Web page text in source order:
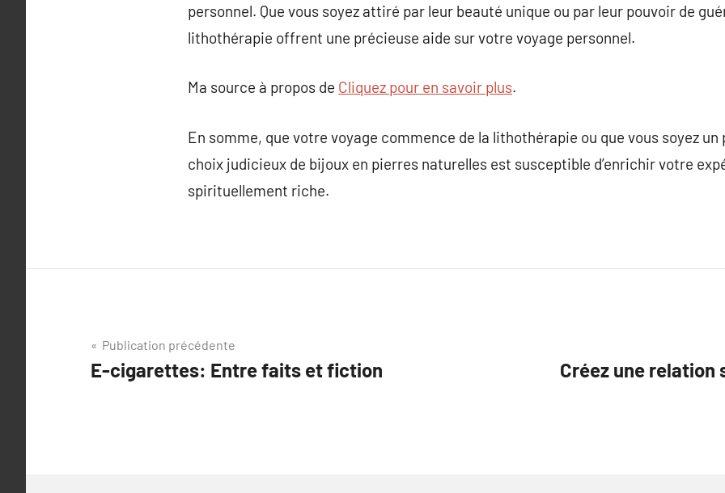
personnel. Que vous soyez attiré par leur beauté unique ou par leur pouvoir de
lithothérapie offrent une précieuse aide sur votre voyage personnel.
Ma source à propos de Cliquez pour en savoir plus.
En somme, que votre voyage commence de la lithothérapie ou que vous soyez
choix judicieux de bijoux en pierres naturelles est susceptible d’enrichir votre
spirituellement riche.
Navigation
de
Publication précédente
E-cigarettes: Entre faits et fiction
Créez une relation